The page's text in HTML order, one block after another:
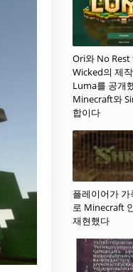
Ori와 No
Wicked의 제
Luma를 공개
Minecraft와
합이다
플레이어가
로 Minecraft
재현했다